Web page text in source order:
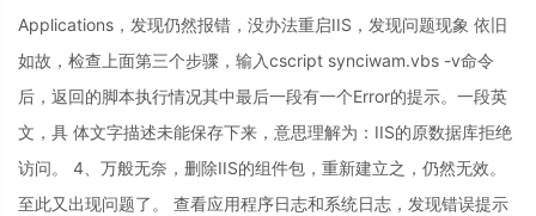
Applications，发现仍然报错，没办法重启IIS，发现问题现象 依旧
如故，检查上面第三个步骤，输入cscript synciwam.vbs -v命令
后，返回的脚本执行情况其中最后一段有一个Error的提示。一段英
文，具 体文字描述未能保存下来，意思理解为：IIS的原数据库拒绝
访问。 4、万般无奈，删除IIS的组件包，重新建立之，仍然无效。
至此又出现问题了。 查看应用程序日志和系统日志，发现错误提示